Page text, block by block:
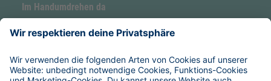
Im Handumdrehen da
Forellenhof by Hoefer